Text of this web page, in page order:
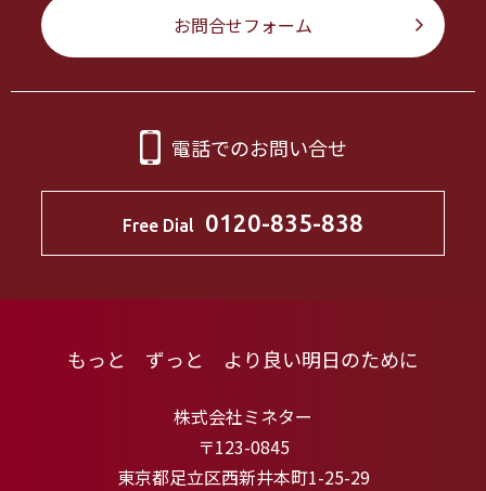
お問合せフォーム
電話でのお問い合せ
Free Dial 0120-835-838
もっと ずっと より良い明日のために
株式会社ミネター
〒123-0845
東京都足立区西新井本町1-25-29